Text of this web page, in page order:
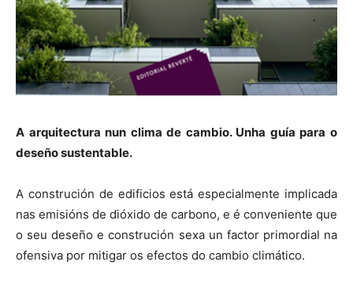
A arquitectura nun clima de cambio. Unha guía para o
deseño sustentable.
A construción de edificios está especialmente implicada
nas emisións de dióxido de carbono, e é conveniente que
o seu deseño e construción sexa un factor primordial na
ofensiva por mitigar os efectos do cambio climático.